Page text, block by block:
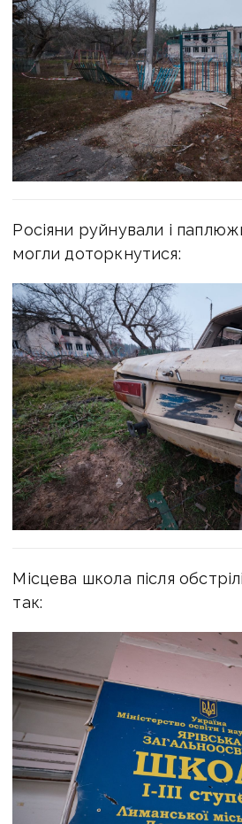
Росіяни руйнували і
могли доторкнутися:
Місцева школа після
так: